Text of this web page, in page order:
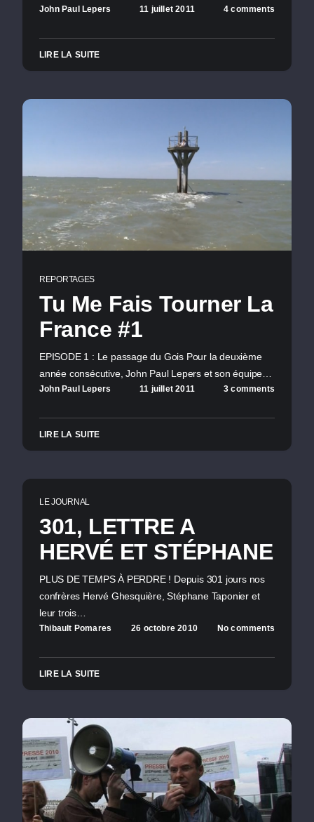
John Paul Lepers 11 juillet 2011 4 comments
LIRE LA SUITE
REPORTAGES
Tu Me Fais Tourner La
France #1
EPISODE 1 : Le passage du Gois Pour la deuxième
année consécutive, John Paul Lepers et son équipe…
John Paul Lepers 11 juillet 2011 3 comments
LIRE LA SUITE
LE JOURNAL
301, LETTRE A
HERVÉ ET STÉPHANE
PLUS DE TEMPS À PERDRE ! Depuis 301 jours nos
confrères Hervé Ghesquière, Stéphane Taponier et
leur trois…
Thibault Pomares 26 octobre 2010 No comments
LIRE LA SUITE